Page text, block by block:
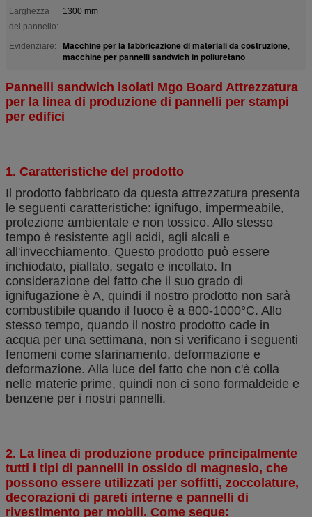
Larghezza
del pannello:
1300 mm
Evidenziare: Macchine per la fabbricazione di materiali da costruzione,
macchine per pannelli sandwich in poliuretano
Pannelli sandwich isolati Mgo Board Attrezzatura
per la linea di produzione di pannelli per stampi
per edifici
1. Caratteristiche del prodotto
Il prodotto fabbricato da questa attrezzatura presenta
le seguenti caratteristiche: ignifugo, impermeabile,
protezione ambientale e non tossico. Allo stesso
tempo è resistente agli acidi, agli alcali e
all'invecchiamento. Questo prodotto può essere
inchiodato, piallato, segato e incollato. In
considerazione del fatto che il suo grado di
ignifugazione è A, quindi il nostro prodotto non sarà
combustibile quando il fuoco è a 800-1000°C. Allo
stesso tempo, quando il nostro prodotto cade in
acqua per una settimana, non si verificano i seguenti
fenomeni come sfarinamento, deformazione e
deformazione. Alla luce del fatto che non c'è colla
nelle materie prime, quindi non ci sono formaldeide e
benzene per i nostri pannelli.
2. La linea di produzione produce principalmente
tutti i tipi di pannelli in ossido di magnesio, che
possono essere utilizzati per soffitti, zoccolature,
decorazioni di pareti interne e pannelli di
rivestimento per mobili. Come segue: